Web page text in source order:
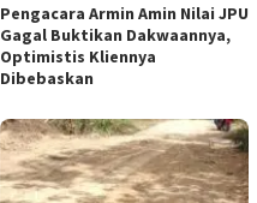
‎Pengacara Armin Amin Nilai JPU
Gagal Buktikan Dakwaannya,
Optimistis Kliennya
Dibebaskan